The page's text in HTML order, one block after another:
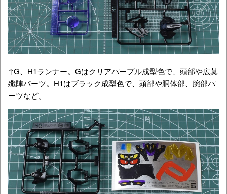
↑G、H1ランナー。Gはクリアパープル成型色で、頭部や広莫
殲陣パーツ。H1はブラック成型色で、頭部や胴体部、腕部パ
ーツなど。